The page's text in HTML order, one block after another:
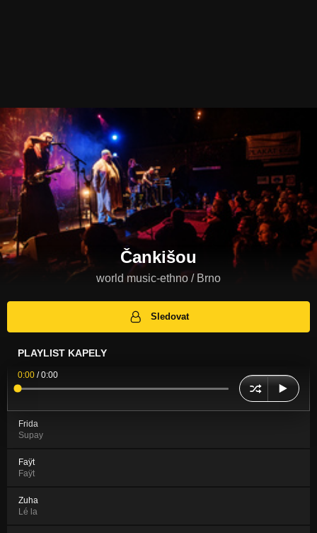
Čankišou
world music-ethno / Brno
Sledovat
PLAYLIST KAPELY
0:00 /0:00
Frida
Supay
Faÿt
Faÿt
Zuha
Lé la